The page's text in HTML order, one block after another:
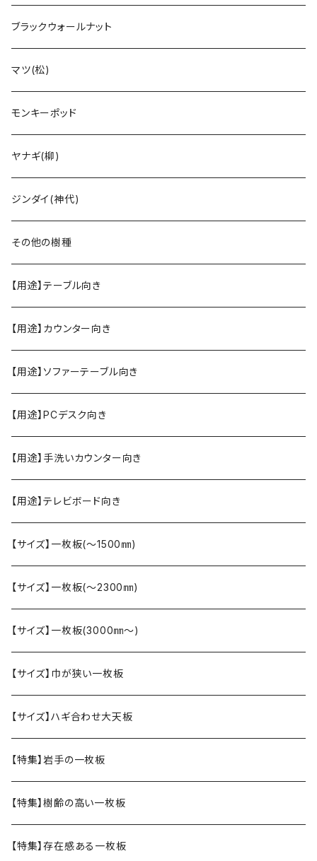
ブラックウォールナット
マツ(松)
モンキーポッド
ヤナギ(柳)
ジンダイ(神代)
その他の樹種
【用途】テーブル向き
【用途】カウンター向き
【用途】ソファーテーブル向き
【用途】PCデスク向き
【用途】手洗いカウンター向き
【用途】テレビボード向き
【サイズ】一枚板(〜1500㎜)
【サイズ】一枚板(〜2300㎜)
【サイズ】一枚板(3000㎜〜)
【サイズ】巾が狭い一枚板
【サイズ】ハギ合わせ大天板
【特集】岩手の一枚板
【特集】樹齢の高い一枚板
【特集】存在感ある一枚板